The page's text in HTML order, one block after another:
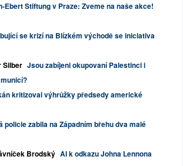
Ebert Stiftung v Praze: Zveme na naše akce!
se krizí na Blízkém východě se iniciativa
Silber Jsou zabíjeni okupovaní Palestinci i
kritizoval výhrůžky předsedy americké
policie zabila na Západním břehu dva malé
Brodský AI k odkazu Johna Lennona